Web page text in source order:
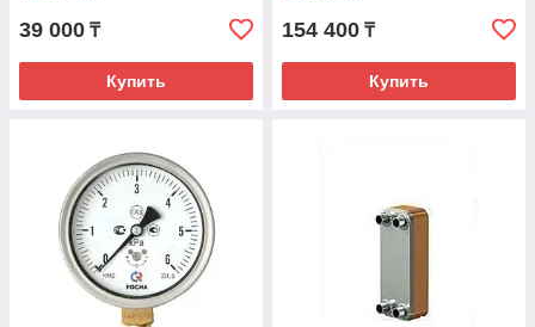
39 000 ₸
Купить
154 400 ₸
Купить